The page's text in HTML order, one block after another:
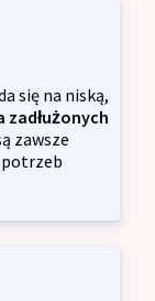
się na niską,
zadłużonych
zawsze
potrzeb